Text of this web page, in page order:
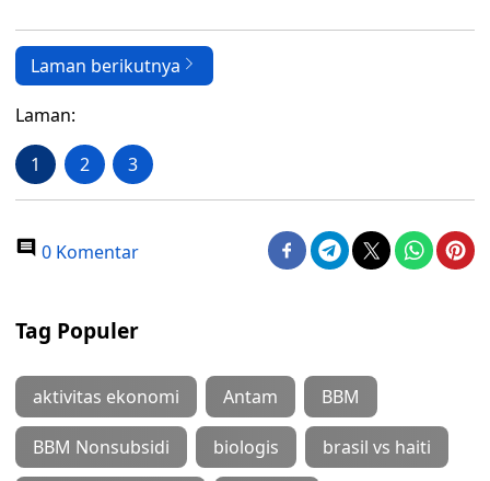
Laman berikutnya
Laman:
1 2 3
0 Komentar
Tag Populer
aktivitas ekonomi Antam BBM
BBM Nonsubsidi biologis brasil vs haiti